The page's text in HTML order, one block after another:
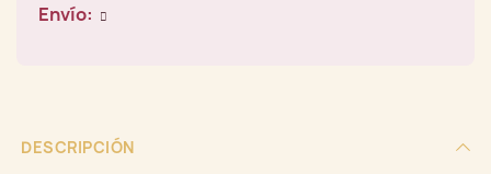
Envío:
DESCRIPCIÓN